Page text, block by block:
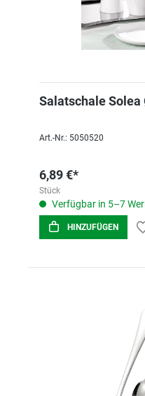
Salatschale
Art.-Nr.: 5050520
6,89 €*
Stück
Verfügbar in 5–7
HINZUFÜGEN